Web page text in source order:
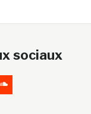
sociaux